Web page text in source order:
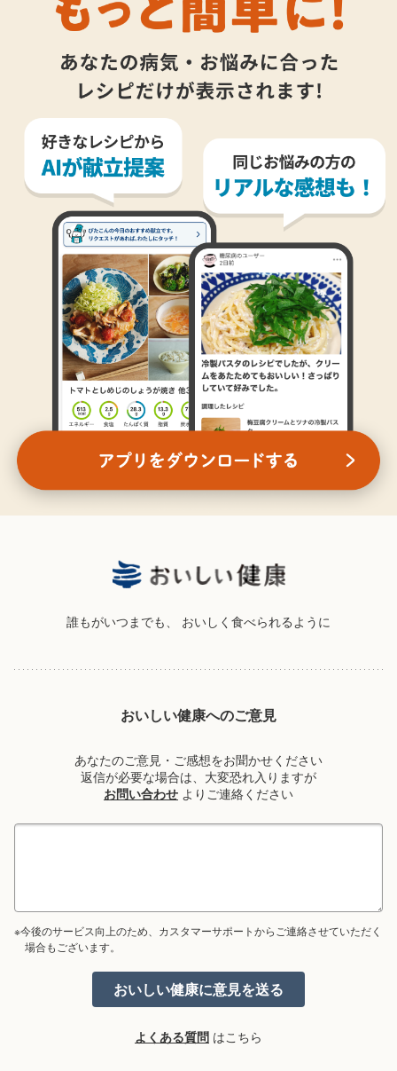
誰もがいつまでも、 おいしく食べられるように
おいしい健康へのご意見
あなたのご意見・ご感想をお聞かせください
返信が必要な場合は、大変恐れ入りますが
お問い合わせ よりご連絡ください
※今後のサービス向上のため、カスタマーサポートからご連絡させていただく
場合もございます。
よくある質問 はこちら